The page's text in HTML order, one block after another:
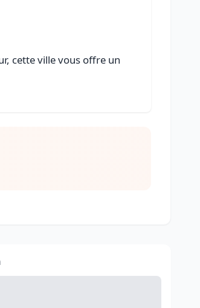
cette ville vous offre un